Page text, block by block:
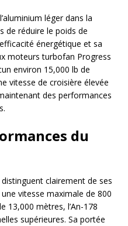
léger dans la
de réduire le poids de
énergétique et sa
moteurs turbofan Progress
environ 15,000 lb de
vitesse de croisière élevée
des performances
du
clairement de ses
vitesse maximale de 800
13,000 mètres, l’An-178
supérieures. Sa portée